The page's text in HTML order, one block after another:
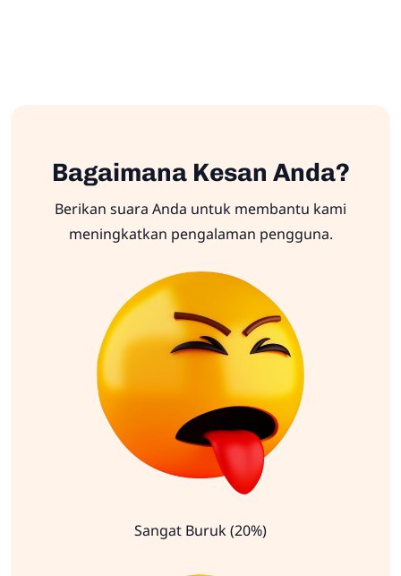
Bagaimana Kesan Anda?
Berikan suara Anda untuk membantu kami
meningkatkan pengalaman pengguna.
Sangat Buruk (20%)